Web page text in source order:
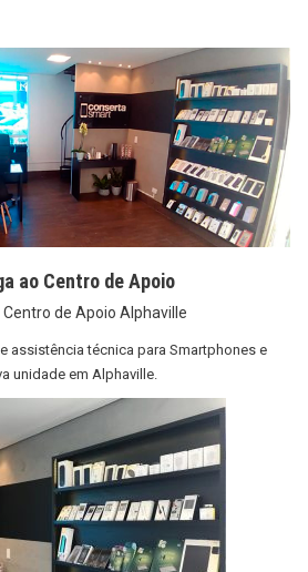
ao Centro de Apoio
de Apoio Alphaville
assistência técnica para Smartphones e
unidade em Alphaville.